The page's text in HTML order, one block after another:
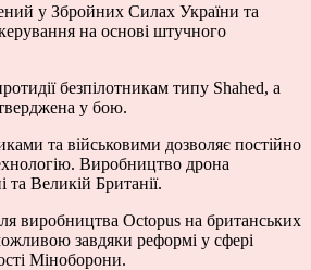
у Збройних Силах України та
на основі штучного
безпілотникам типу Shahed, а
у бою.
та військовими дозволяє постійно
Виробництво дрона
та Великій Британії.
виробництва Octopus на британських
завдяки реформі у сфері
Міноборони.